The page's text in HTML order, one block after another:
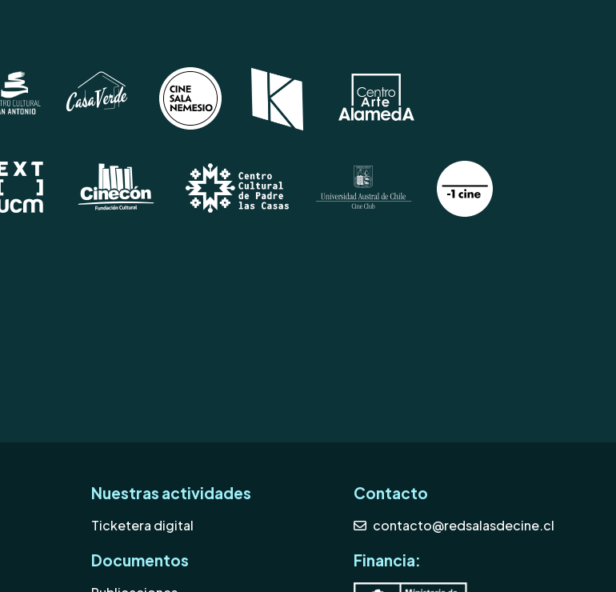
Nuestras actividades
Ticketera digital
Documentos
Contacto
contacto@redsalasdecine.cl
Financia: